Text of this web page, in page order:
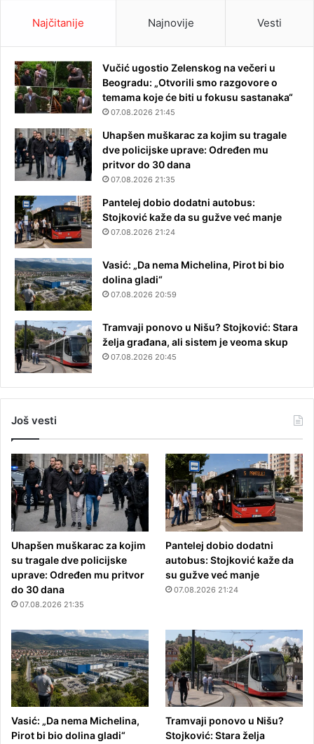
Najčitanije Najnovije Vesti
Vučić ugostio Zelenskog na večeri u
Beogradu: „Otvorili smo razgovore o
temama koje će biti u fokusu sastanaka“
07.08.2026 21:45
Uhapšen muškarac za kojim su tragale
dve policijske uprave: Određen mu
pritvor do 30 dana
07.08.2026 21:35
Pantelej dobio dodatni autobus:
Stojković kaže da su gužve već manje
07.08.2026 21:24
Vasić: „Da nema Michelina, Pirot bi bio
dolina gladi“
07.08.2026 20:59
Tramvaji ponovo u Nišu? Stojković: Stara
želja građana, ali sistem je veoma skup
07.08.2026 20:45
Još vesti
Uhapšen muškarac za kojim
su tragale dve policijske
uprave: Određen mu pritvor
do 30 dana
07.08.2026 21:35
Pantelej dobio dodatni
autobus: Stojković kaže da
su gužve već manje
07.08.2026 21:24
Vasić: „Da nema Michelina,
Pirot bi bio dolina gladi“
Tramvaji ponovo u Nišu?
Stojković: Stara želja